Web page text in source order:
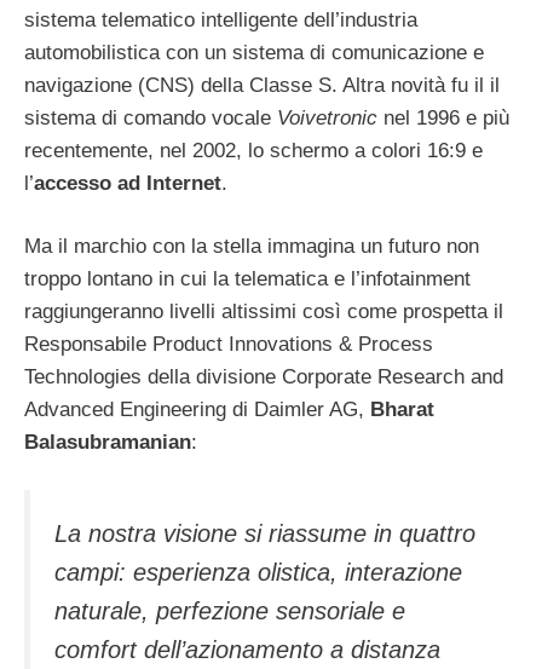
sistema telematico intelligente dell’industria
automobilistica con un sistema di comunicazione e
navigazione (CNS) della Classe S. Altra novità fu il il
sistema di comando vocale Voivetronic nel 1996 e più
recentemente, nel 2002, lo schermo a colori 16:9 e
l’accesso ad Internet.
Ma il marchio con la stella immagina un futuro non
troppo lontano in cui la telematica e l’infotainment
raggiungeranno livelli altissimi così come prospetta il
Responsabile Product Innovations & Process
Technologies della divisione Corporate Research and
Advanced Engineering di Daimler AG, Bharat
Balasubramanian:
La nostra visione si riassume in quattro
campi: esperienza olistica, interazione
naturale, perfezione sensoriale e
comfort dell’azionamento a distanza